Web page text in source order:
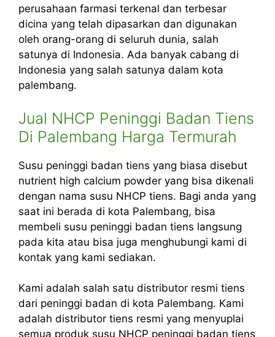
perusahaan farmasi terkenal dan terbesar
dicina yang telah dipasarkan dan digunakan
oleh orang-orang di seluruh dunia, salah
satunya di Indonesia. Ada banyak cabang di
Indonesia yang salah satunya dalam kota
palembang.
Jual NHCP Peninggi Badan Tiens
Di Palembang Harga Termurah
Susu peninggi badan tiens yang biasa disebut
nutrient high calcium powder yang bisa dikenali
dengan nama susu NHCP tiens. Bagi anda yang
saat ini berada di kota Palembang, bisa
membeli susu peninggi badan tiens langsung
pada kita atau bisa juga menghubungi kami di
kontak yang kami sediakan.
Kami adalah salah satu distributor resmi tiens
dari peninggi badan di kota Palembang. Kami
adalah distributor tiens resmi yang menyuplai
semua produk susu NHCP peninggi badan tiens